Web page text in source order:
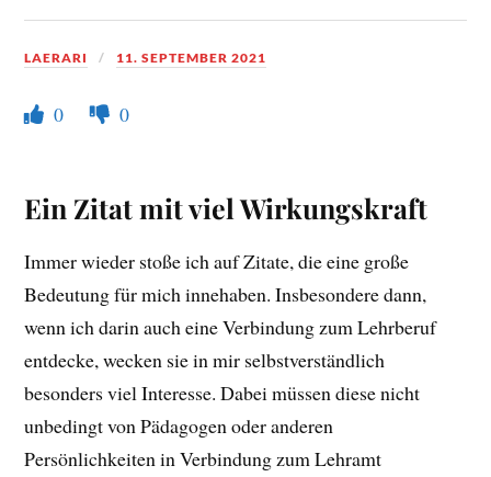
LAERARI 11. SEPTEMBER 2021
0 0
Ein Zitat mit viel Wirkungskraft
Immer wieder stoße ich auf Zitate, die eine große
Bedeutung für mich innehaben. Insbesondere dann,
wenn ich darin auch eine Verbindung zum Lehrberuf
entdecke, wecken sie in mir selbstverständlich
besonders viel Interesse. Dabei müssen diese nicht
unbedingt von Pädagogen oder anderen
Persönlichkeiten in Verbindung zum Lehramt